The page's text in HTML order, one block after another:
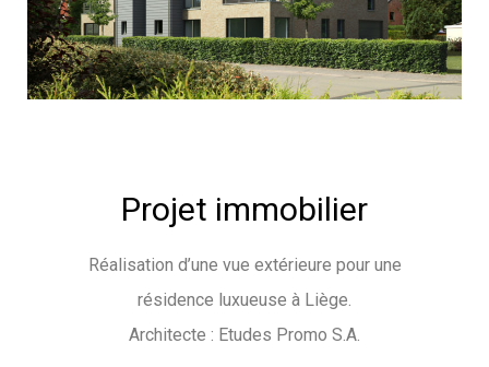
Projet immobilier
Réalisation d’une vue extérieure pour une
résidence luxueuse à Liège.
Architecte : Etudes Promo S.A.